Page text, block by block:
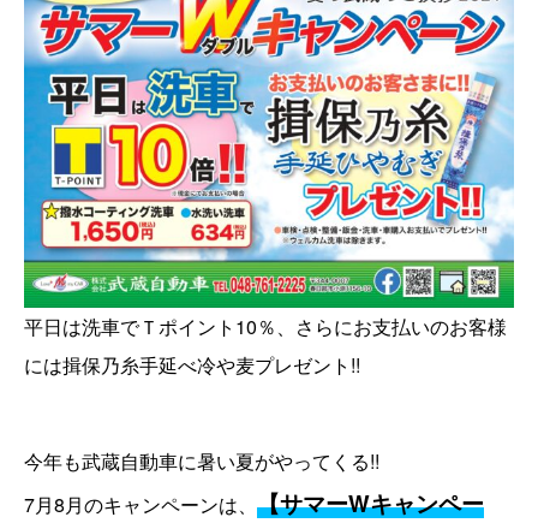
平日は洗車でＴポイント10％、さらにお支払いのお客様
には揖保乃糸手延べ冷や麦プレゼント!!
今年も武蔵自動車に暑い夏がやってくる!!
7月8月のキャンペーンは、 【サマーWキャンペー